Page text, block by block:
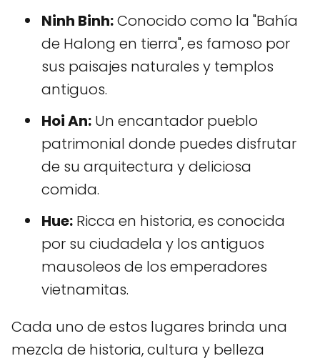
Ninh Binh:Conocido como la "Bahía
de Halong en tierra", es famoso por
sus paisajes naturales y templos
antiguos.
Hoi An: Un encantador pueblo
patrimonial donde puedes disfrutar
de su arquitectura y deliciosa
comida.
Hue: Ricca en historia, es conocida
por su ciudadela y los antiguos
mausoleos de los emperadores
vietnamitas.
Cada uno de estos lugares brinda una
mezcla de historia, cultura y belleza